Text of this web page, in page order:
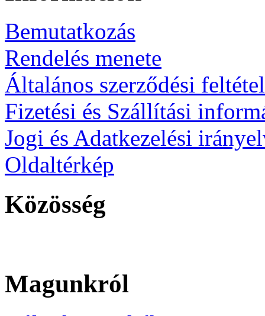
Bemutatkozás
Rendelés menete
Általános szerződési
Fizetési és Szállítási
Jogi és Adatkezelési
Oldaltérkép
Közösség
Magunkról